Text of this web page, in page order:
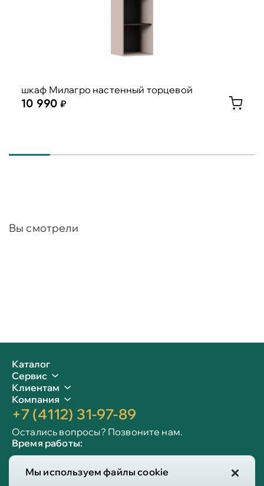
Мы используем файлы cookie
шкаф Милагро настенный торцевой
10 990
Вы смотрели
Каталог
Сервис
Клиентам
Компания
+7 (4112) 31-97-89
Остались вопросы? Позвоните нам.
Время работы:
Сб-вс: 10:00 - 19:00